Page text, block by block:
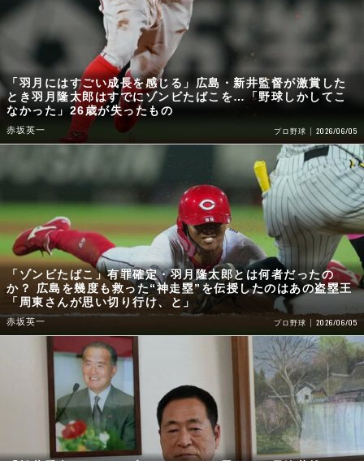
「羽月にはすごい成長を感じる」広島・新井監督が激賞した
とき羽月隆太郎はすでにゾンビたばこを…「野球しかしてこ
なかった」26歳が失ったもの
赤坂英一 プロ野球 2026/06/05
「ゾンビたばこ」有罪確定・羽月隆太郎とは何者だったの
か？ 広島を幾度も救った“神走塁”を伝授したのはあの盗塁王
「周東さんが思い切り行け、と」
赤坂英一 プロ野球 2026/06/05